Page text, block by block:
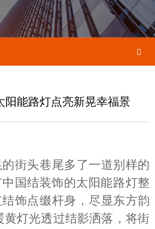

阳能路灯点亮新晃幸福景
头巷尾多了一道别样的
国结装饰的太阳能路灯整
饰点缀杆身，尽显东方韵
黄灯光透过结影洒落，将街